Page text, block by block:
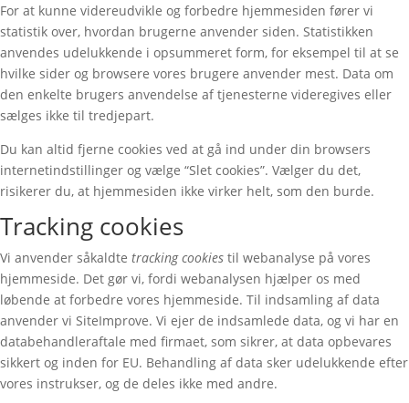
For at kunne videreudvikle og forbedre hjemmesiden fører vi
statistik over, hvordan brugerne anvender siden. Statistikken
anvendes udelukkende i opsummeret form, for eksempel til at se
hvilke sider og browsere vores brugere anvender mest. Data om
den enkelte brugers anvendelse af tjenesterne videregives eller
sælges ikke til tredjepart.
Du kan altid fjerne cookies ved at gå ind under din browsers
internetindstillinger og vælge “Slet cookies”. Vælger du det,
risikerer du, at hjemmesiden ikke virker helt, som den burde.
Tracking cookies
Vi anvender såkaldte tracking cookies til webanalyse på vores
hjemmeside. Det gør vi, fordi webanalysen hjælper os med
løbende at forbedre vores hjemmeside. Til indsamling af data
anvender vi SiteImprove. Vi ejer de indsamlede data, og vi har en
databehandleraftale med firmaet, som sikrer, at data opbevares
sikkert og inden for EU. Behandling af data sker udelukkende efter
vores instrukser, og de deles ikke med andre.